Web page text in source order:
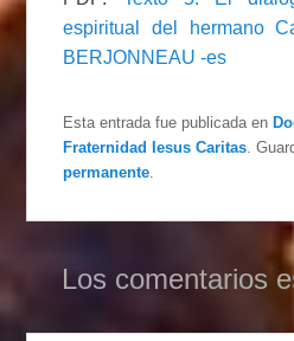
espiritual del hermano
BERJONNEAU -es
Esta entrada fue publicada en
Fraternidad Iesus Caritas.
permanente.
Los comentarios